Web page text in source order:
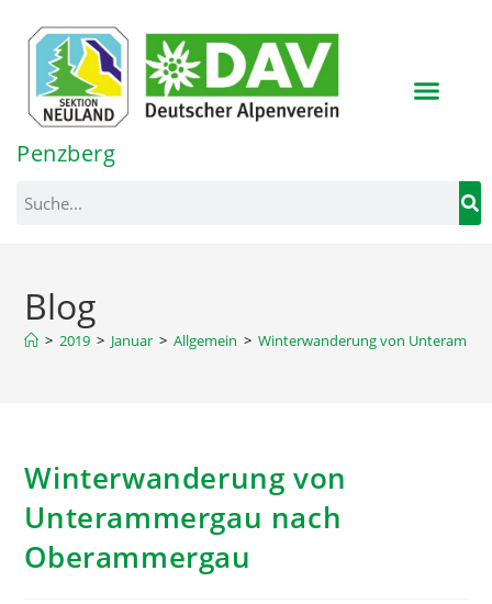
springen
Penzberg
Blog
> 2019 > Januar > Allgemein > Winterwanderung von
Winterwanderung von
Unterammergau nach
Oberammergau